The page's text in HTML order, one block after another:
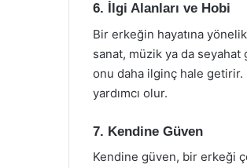
6. İlgi Alanları ve Hobi
Bir erkeğin hayatına
sanat, müzik ya da
onu daha ilginç hale getirir.
yardımcı olur.
7. Kendine Güven
Kendine güven, bir erkeği